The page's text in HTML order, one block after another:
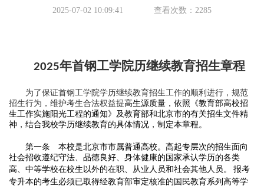
2025-07-02 10:09:41 查看次数： 2285
2025年首钢工学院历继续教育招生章程
为了保证首钢工学院学历继续教育招生工作的顺利进行，规范
招生行为，维护考生合法权益提高生源质量，依照《教育部高校招
生工作实施阳光工程的通知》及教育部和北京市的有关招生文件精
神，结合我校学历继续教育的具体情况，制定本章程。
第一条 本校是北京市市属普通高校。 高起专层次的招生面向
社会招收遵纪守法、品德良好、身体健康的国家承认学历的各类
高、中等学校在校生以外的在职、从业人员和社会其他人员。
报考
专升本的考生必须已取得经教育部审定核准的国民教育系列高等学